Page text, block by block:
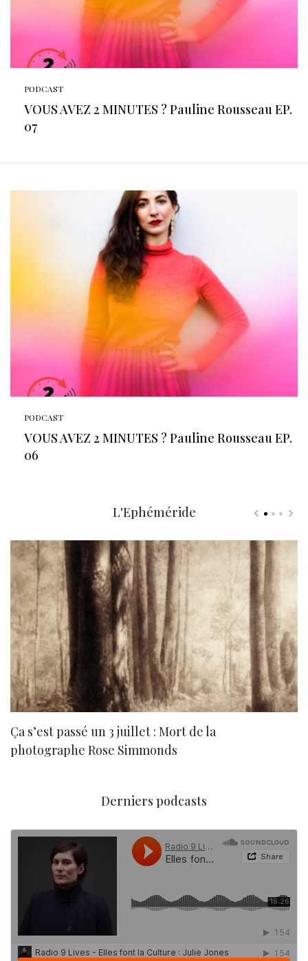
PODCAST
VOUS AVEZ 2 MINUTES ? Pauline Rousseau EP.
07
PODCAST
VOUS AVEZ 2 MINUTES ? Pauline Rousseau EP.
06
L'Ephéméride
Ça s’est passé un 3 juillet : Mort de la
photographe Rose Simmonds
Derniers podcasts